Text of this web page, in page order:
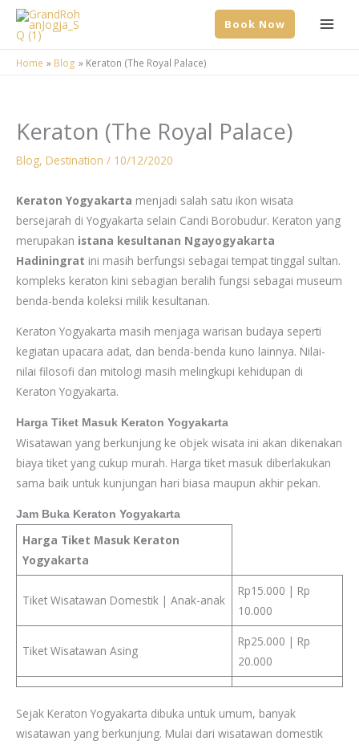
Skip
Book Now
Home Blog Keraton (The Royal Palace)
Keraton (The Royal Palace)
Blog, Destination / 10/12/2020
Keraton Yogyakarta menjadi salah satu ikon wisata
bersejarah di Yogyakarta selain Candi Borobudur. Keraton yang
merupakan istana kesultanan Ngayogyakarta
Hadiningrat ini masih berfungsi sebagai tempat tinggal sultan.
kompleks keraton kini sebagian beralih fungsi sebagai museum
benda-benda koleksi milik kesultanan.
Keraton Yogyakarta masih menjaga warisan budaya seperti
kegiatan upacara adat, dan benda-benda kuno lainnya. Nilai-
nilai filosofi dan mitologi masih melingkupi kehidupan di
Keraton Yogyakarta.
Harga Tiket Masuk Keraton Yogyakarta
Wisatawan yang berkunjung ke objek wisata ini akan dikenakan
biaya tiket yang cukup murah. Harga tiket masuk diberlakukan
sama baik untuk kunjungan hari biasa maupun akhir pekan.
Jam Buka Keraton Yogyakarta
Harga Tiket Masuk Keraton
Yogyakarta
Tiket Wisatawan Domestik | Anak-anak
Rp15.000 | Rp
10.000
Tiket Wisatawan Asing
Rp25.000 | Rp
20.000
Sejak Keraton Yogyakarta dibuka untuk umum, banyak
wisatawan yang berkunjung. Mulai dari wisatawan domestik